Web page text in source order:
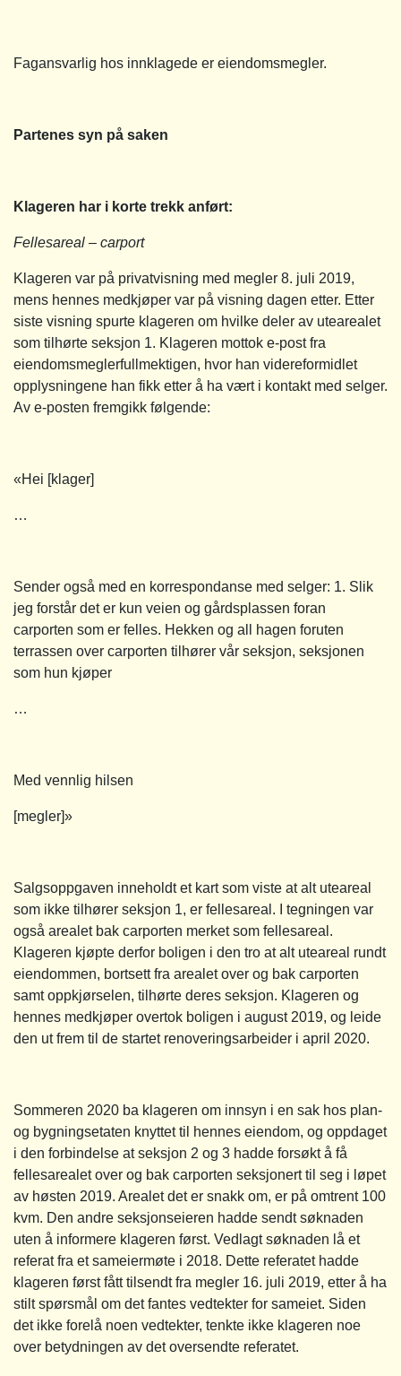
Fagansvarlig hos innklagede er eiendomsmegler.
Partenes syn på saken
Klageren har i korte trekk anført:
Fellesareal – carport
Klageren var på privatvisning med megler 8. juli 2019,
mens hennes medkjøper var på visning dagen etter. Etter
siste visning spurte klageren om hvilke deler av utearealet
som tilhørte seksjon 1. Klageren mottok e-post fra
eiendomsmeglerfullmektigen, hvor han videreformidlet
opplysningene han fikk etter å ha vært i kontakt med selger.
Av e-posten fremgikk følgende:
«Hei [klager]
…
Sender også med en korrespondanse med selger: 1. Slik
jeg forstår det er kun veien og gårdsplassen foran
carporten som er felles. Hekken og all hagen foruten
terrassen over carporten tilhører vår seksjon, seksjonen
som hun kjøper
…
Med vennlig hilsen
[megler]»
Salgsoppgaven inneholdt et kart som viste at alt uteareal
som ikke tilhører seksjon 1, er fellesareal. I tegningen var
også arealet bak carporten merket som fellesareal.
Klageren kjøpte derfor boligen i den tro at alt uteareal rundt
eiendommen, bortsett fra arealet over og bak carporten
samt oppkjørselen, tilhørte deres seksjon. Klageren og
hennes medkjøper overtok boligen i august 2019, og leide
den ut frem til de startet renoveringsarbeider i april 2020.
Sommeren 2020 ba klageren om innsyn i en sak hos plan-
og bygningsetaten knyttet til hennes eiendom, og oppdaget
i den forbindelse at seksjon 2 og 3 hadde forsøkt å få
fellesarealet over og bak carporten seksjonert til seg i løpet
av høsten 2019. Arealet det er snakk om, er på omtrent 100
kvm. Den andre seksjonseieren hadde sendt søknaden
uten å informere klageren først. Vedlagt søknaden lå et
referat fra et sameiermøte i 2018. Dette referatet hadde
klageren først fått tilsendt fra megler 16. juli 2019, etter å ha
stilt spørsmål om det fantes vedtekter for sameiet. Siden
det ikke forelå noen vedtekter, tenkte ikke klageren noe
over betydningen av det oversendte referatet.